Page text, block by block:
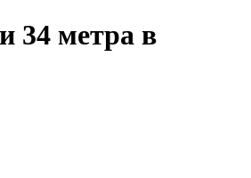
34 метра в